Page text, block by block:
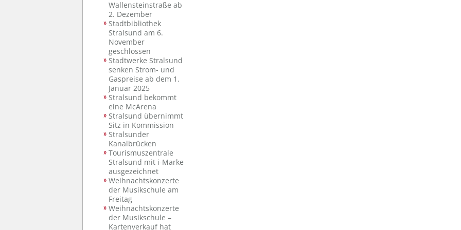
Wallensteinstraße ab
2. Dezember
Stadtbibliothek
Stralsund am 6.
November
geschlossen
Stadtwerke Stralsund
senken Strom- und
Gaspreise ab dem 1.
Januar 2025
Stralsund bekommt
eine McArena
Stralsund übernimmt
Sitz in Kommission
Stralsunder
Kanalbrücken
Tourismuszentrale
Stralsund mit i-Marke
ausgezeichnet
Weihnachtskonzerte
der Musikschule am
Freitag
Weihnachtskonzerte
der Musikschule –
Kartenverkauf hat